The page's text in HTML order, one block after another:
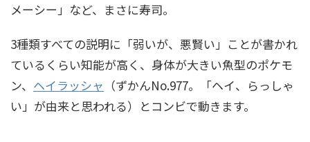
メーシー」など、まさに寿司。
3種類すべての説明に「弱いが、悪賢い」ことが書かれ
ているくらい知能が高く、身体が大きい魚型のポケモ
ン、 ヘイラッシャ （ずかんNo.977。「ヘイ、らっしゃ
い」が由来と思われる）とコンビで動きます。